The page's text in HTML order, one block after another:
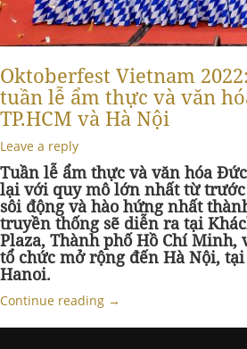
Oktoberfest Vietnam
tuần lễ ẩm thực và văn
TP.HCM và Hà Nội
Leave a reply
Tuần lễ ẩm thực và văn hóa
lại với quy mô lớn nhất từ
sôi động và hào hứng nhất
truyền thống sẽ diễn ra tại
Plaza, Thành phố Hồ Chí
tổ chức mở rộng đến Hà Nội,
Hanoi.
Continue reading →